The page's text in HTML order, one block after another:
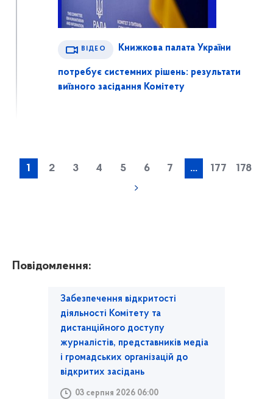
ВІДЕО Книжкова палата України
потребує системних рішень: результати
виїзного засідання Комітету
1 2 3 4 5 6 7 ... 177 178
Повідомлення:
Забезпечення відкритості
діяльності Комітету та
дистанційного доступу
журналістів, представників медіа
і громадських організацій до
відкритих засідань
03 серпня 2026 06:00